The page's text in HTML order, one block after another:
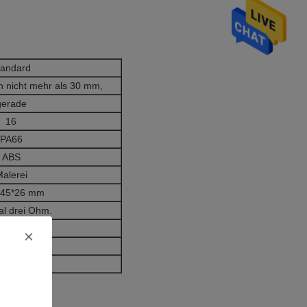
nicht mehr als 30 mm,
16
PA66
ABS
mm
drei Ohm.